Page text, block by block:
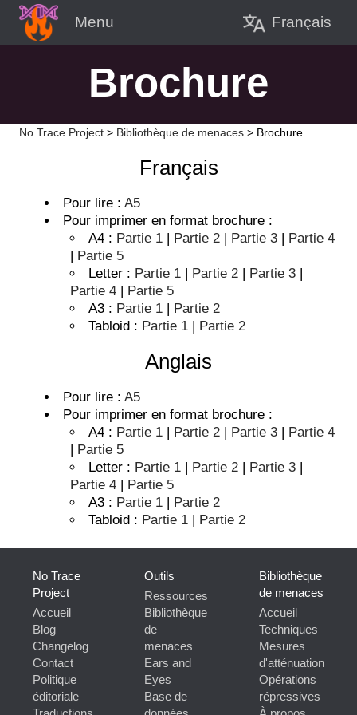
Menu Français
Brochure
No Trace Project > Bibliothèque de menaces > Brochure
Français
Pour lire : A5
Pour imprimer en format brochure :
A4 : Partie 1 Partie 2 Partie 3
Partie 4
Partie 5
Letter : Partie 1 Partie 2 Partie 3
Partie 4
Partie 5
A3 : Partie 1
Partie 2
Tabloid : Partie 1 Partie 2
Anglais
Pour lire : A5
Pour imprimer en format brochure :
A4 : Partie 1 Partie 2 Partie 3
Partie 4
Partie 5
Letter : Partie 1 Partie 2 Partie 3
Partie 4
Partie 5
A3 : Partie 1
Partie 2
Tabloid : Partie 1 Partie 2
No Trace
Project
Accueil
Blog
Changelog
Contact
Politique
éditoriale
Outils
Ressources
Bibliothèque
de
menaces
Ears and
Eyes
Base de
Bibliothèque
de menaces
Accueil
Techniques
Mesures
d'atténuation
Opérations
répressives